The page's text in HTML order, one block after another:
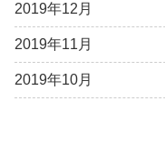
2019年12月
2019年11月
2019年10月